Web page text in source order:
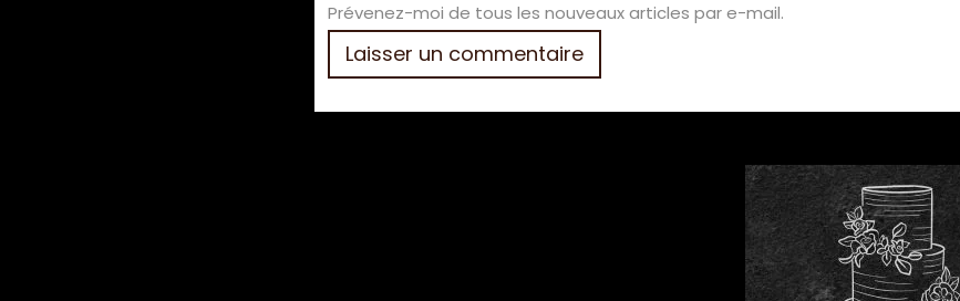
Prévenez-moi de tous les nouveaux articles par e-mail.